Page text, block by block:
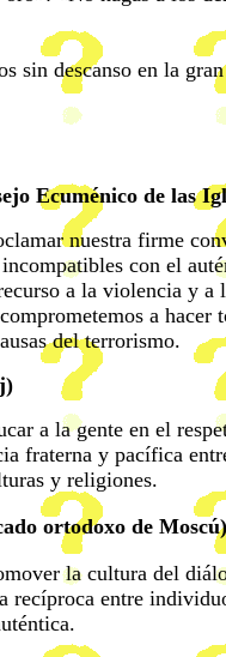
sin descanso en la
Ecuménico de las
nuestra firme
con el
a la violencia y a
a hacer
del terrorismo.
a la gente en el
fraterna y pacífica
y religiones.
ortodoxo de Moscú)
la cultura del
recíproca entre